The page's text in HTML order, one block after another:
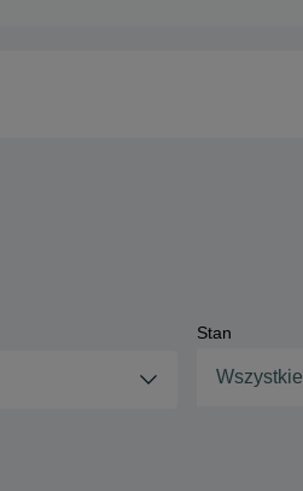
Stan
Wszystkie